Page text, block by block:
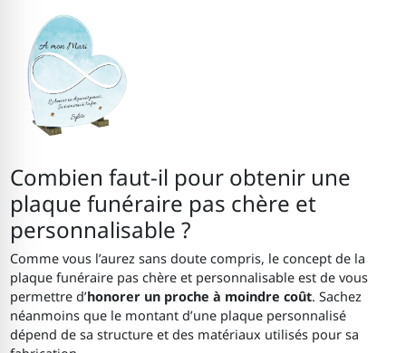
Combien faut-il pour obtenir une
plaque funéraire pas chère et
personnalisable ?
Comme vous l’aurez sans doute compris, le concept de la
plaque funéraire pas chère et personnalisable est de vous
permettre d’honorer un proche à moindre coût. Sachez
néanmoins que le montant d’une plaque personnalisé
dépend de sa structure et des matériaux utilisés pour sa